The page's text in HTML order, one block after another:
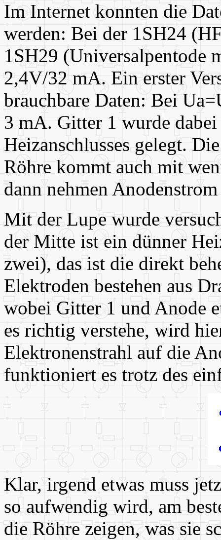
Im Internet konnten die
werden: Bei der 1SH24
1SH29 (Universalpentode
2,4V/32 mA. Ein erster
brauchbare Daten: Bei
3 mA. Gitter 1 wurde
Heizanschlusses gelegt.
Röhre kommt auch mit
dann nehmen
Mit der Lupe wurde
der Mitte ist ein dünner
zwei), das ist die direkt
Elektroden bestehen aus
wobei Gitter 1 und Anode
es richtig verstehe, wird
Elektronenstrahl auf die
funktioniert es trotz des
Klar, irgend etwas muss
so aufwendig wird, am
die Röhre zeigen, was sie